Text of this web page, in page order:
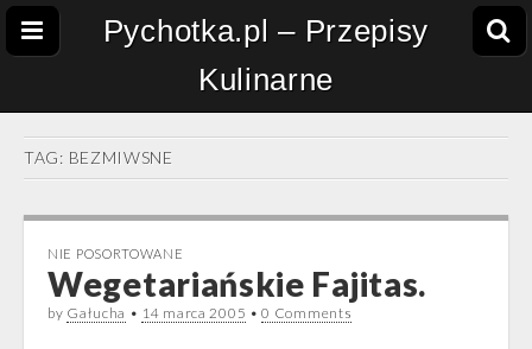
Pychotka.pl – Przepisy
Kulinarne
TAG: BEZMIWSNE
NIE POSORTOWANE
Wegetariańskie Fajitas.
by Gałucha • 14 marca 2005 •0 Comments